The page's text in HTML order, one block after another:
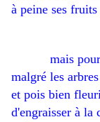
à peine ses
mais
malgré les
et pois bien
d'engraisser à la